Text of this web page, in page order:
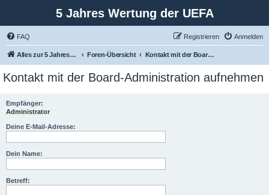
5 Jahres Wertung der UEFA
FAQ Anmelden
Registrieren
Alles zur 5 Jahreswertung / Tabelle der UEFA mit vielen Statistiken. Foren-Übersicht Kontakt mit der Board-Administration aufnehmen
Kontakt mit der Board-Administration aufnehmen
Empfänger:
Administrator
Deine E-Mail-Adresse:
Dein Name:
Betreff: